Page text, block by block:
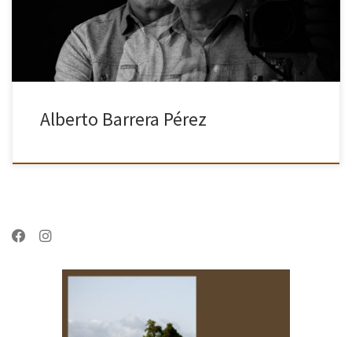
Alberto Barrera Pérez